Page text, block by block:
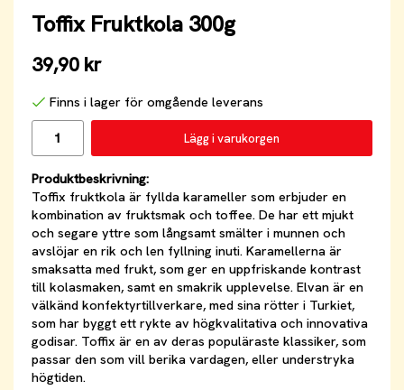
Toffix Fruktkola 300g
39,90 kr
Finns i lager för omgående leverans
Lägg i varukorgen
Produktbeskrivning:
Toffix fruktkola är fyllda karameller som erbjuder en
kombination av fruktsmak och toffee. De har ett mjukt
och segare yttre som långsamt smälter i munnen och
avslöjar en rik och len fyllning inuti. Karamellerna är
smaksatta med frukt, som ger en uppfriskande kontrast
till kolasmaken, samt en smakrik upplevelse. Elvan är en
välkänd konfektyrtillverkare, med sina rötter i Turkiet,
som har byggt ett rykte av högkvalitativa och innovativa
godisar. Toffix är en av deras populäraste klassiker, som
passar den som vill berika vardagen, eller understryka
högtiden.